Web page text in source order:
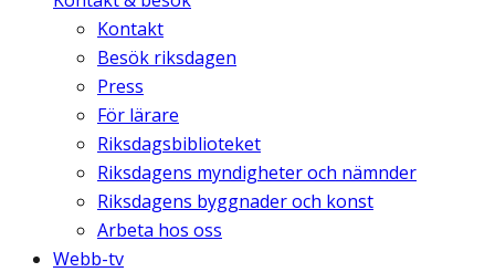
Kontakt
Besök riksdagen
Press
För lärare
Riksdagsbiblioteket
Riksdagens myndigheter och nämnder
Riksdagens byggnader och konst
Arbeta hos oss
Webb-tv